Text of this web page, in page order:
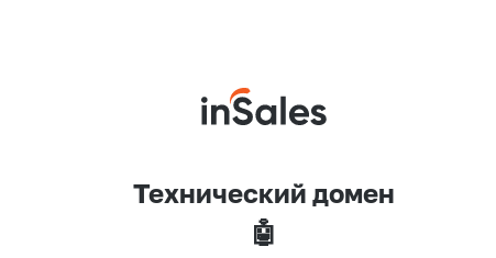
Технический домен
🤖